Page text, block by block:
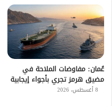
عُمان: مفاوضات الملاحة في
مضيق هرمز تجري بأجواء إيجابية
8 أغسطس، 2026